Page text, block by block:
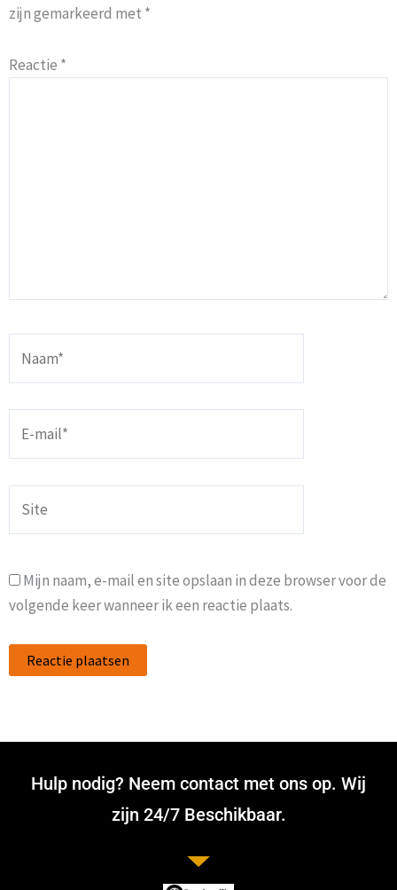
zijn gemarkeerd met *
Reactie *
mail*
Mijn naam, e-mail en site opslaan in deze browser voor de
volgende keer wanneer ik een reactie plaats.
Hulp nodig? Neem contact met ons op. Wij
zijn 24/7 Beschikbaar.